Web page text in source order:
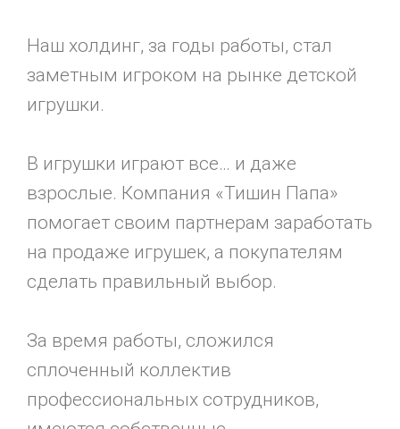
Наш холдинг, за годы работы, стал
заметным игроком на рынке детской
игрушки.
В игрушки играют все… и даже
взрослые. Компания «Тишин Папа»
помогает своим партнерам заработать
на продаже игрушек, а покупателям
сделать правильный выбор.
За время работы, сложился
сплоченный коллектив
профессиональных сотрудников,